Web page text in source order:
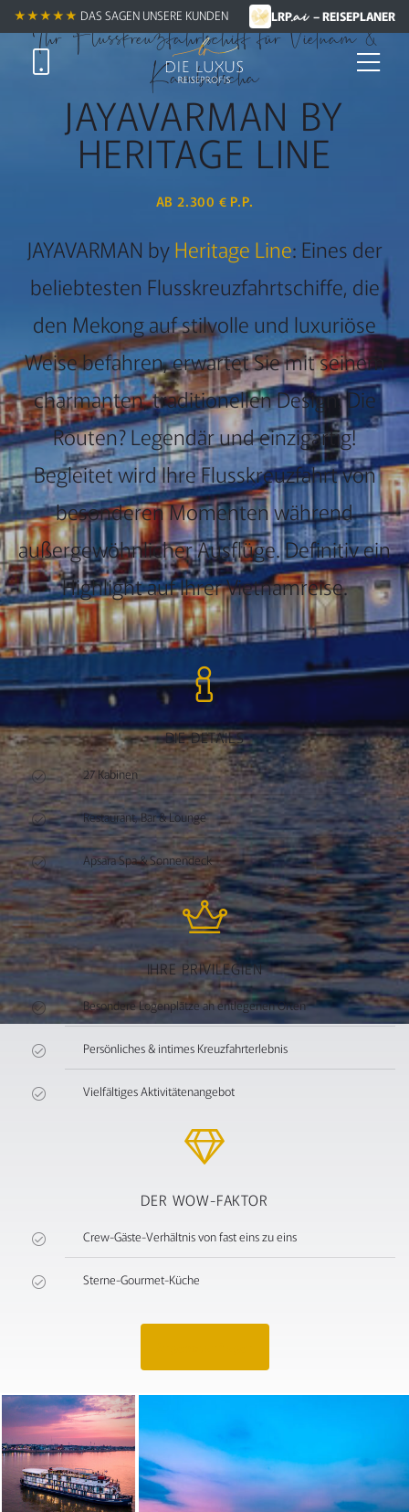
★★★★★ DAS SAGEN UNSERE KUNDEN LRP.ai – REISEPLANER
★★★★★ +
Ihr Flusskreuzfahrtschiff für Vietnam &
Kambodscha
JAYAVARMAN BY
HERITAGE LINE
AB 2.300 € P.P.
JAYAVARMAN byHeritage Line: Eines der
beliebtesten Flusskreuzfahrtschiffe, die
den Mekong auf stilvolle und luxuriöse
Weise befahren, erwartet Sie mit seinem
charmanten, traditionellen Design. Die
Routen? Legendär und einzigartig!
Begleitet wird Ihre Flusskreuzfahrt von
besonderen Momenten während
außergewöhnlicher Ausflüge. Definitiv ein
Highlight auf Ihrer Vietnamreise.
DIE DETAILS
27 Kabinen
Restaurant, Bar & Lounge
Apsara Spa & Sonnendeck
IHRE PRIVILEGIEN
Besondere Logenplätze an entlegenen Orten
Persönliches & intimes Kreuzfahrterlebnis
Vielfältiges Aktivitätenangebot
DER WOW-FAKTOR
Crew-Gäste-Verhältnis von fast eins zu eins
Sterne-Gourmet-Küche